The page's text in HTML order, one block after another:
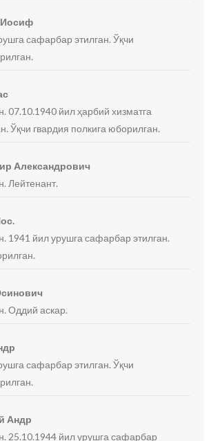
Иосиф
сафарбар этилган. Ўқчи
07.10.1940 йил ҳарбий хизматга
Ўқчи гвардия полкига юборилган.
Александрович
Лейтенант.
1941 йил урушга сафарбар этилган.
Оддий аскар.
сафарбар этилган. Ўқчи
Андр
25.10.1944 йил урушга сафарбар